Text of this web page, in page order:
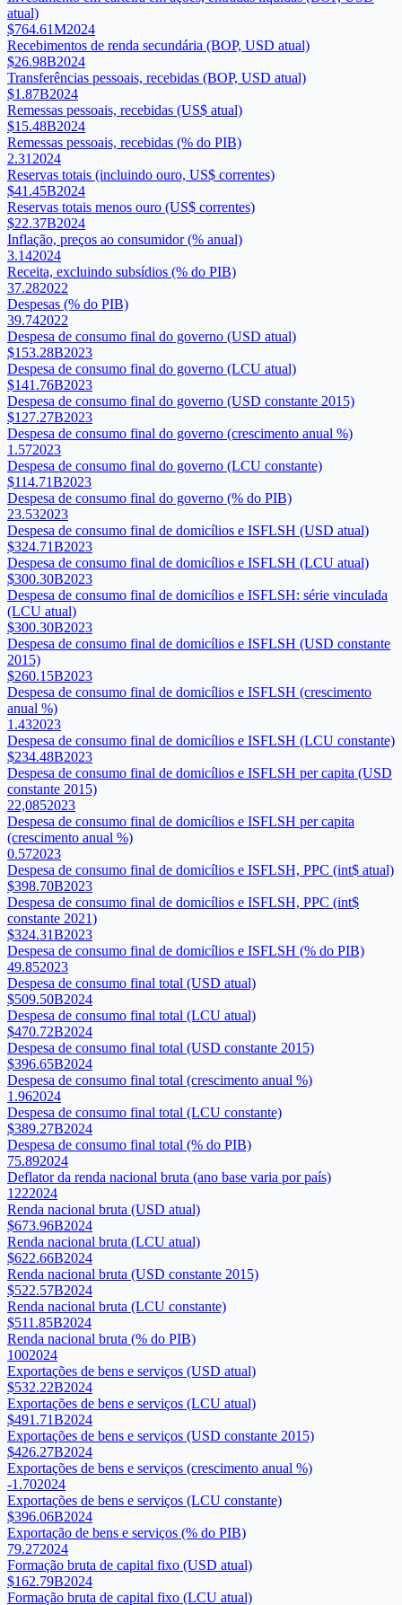
atual)
$764.61M2024
Recebimentos de renda secundária (BOP, USD atual)
$26.98B2024
Transferências pessoais, recebidas (BOP, USD atual)
$1.87B2024
Remessas pessoais, recebidas (US$ atual)
$15.48B2024
Remessas pessoais, recebidas (% do PIB)
2.31 2024
Reservas totais (incluindo ouro, US$ correntes)
$41.45B2024
Reservas totais menos ouro (US$ correntes)
$22.37B2024
Inflação, preços ao consumidor (% anual)
3.142024
Receita, excluindo subsídios (% do PIB)
37.282022
Despesas (% do PIB)
39.742022
Despesa de consumo final do governo (USD atual)
$153.28B2023
Despesa de consumo final do governo (LCU atual)
$141.76B2023
Despesa de consumo final do governo (USD constante 2015)
$127.27B2023
Despesa de consumo final do governo (crescimento anual %)
1.572023
Despesa de consumo final do governo (LCU constante)
$114.71B2023
Despesa de consumo final do governo (% do PIB)
23.532023
Despesa de consumo final de domicílios e ISFLSH (USD atual)
$324.71B2023
Despesa de consumo final de domicílios e ISFLSH (LCU atual)
$300.30B2023
Despesa de consumo final de domicílios e ISFLSH: série vinculada
(LCU atual)
$300.30B2023
Despesa de consumo final de domicílios e ISFLSH (USD constante
2015)
$260.15B2023
Despesa de consumo final de domicílios e ISFLSH (crescimento
anual %)
1.432023
Despesa de consumo final de domicílios e ISFLSH (LCU constante)
$234.48B2023
Despesa de consumo final de domicílios e ISFLSH per capita (USD
constante 2015)
22,0852023
Despesa de consumo final de domicílios e ISFLSH per capita
(crescimento anual %)
0.572023
Despesa de consumo final de domicílios e ISFLSH, PPC (int$ atual)
$398.70B2023
Despesa de consumo final de domicílios e ISFLSH, PPC (int$
constante 2021)
$324.31B2023
Despesa de consumo final de domicílios e ISFLSH (% do PIB)
49.852023
Despesa de consumo final total (USD atual)
$509.50B2024
Despesa de consumo final total (LCU atual)
$470.72B2024
Despesa de consumo final total (USD constante 2015)
$396.65B2024
Despesa de consumo final total (crescimento anual %)
1.962024
Despesa de consumo final total (LCU constante)
$389.27B2024
Despesa de consumo final total (% do PIB)
75.892024
Deflator da renda nacional bruta (ano base varia por país)
1222024
Renda nacional bruta (USD atual)
$673.96B2024
Renda nacional bruta (LCU atual)
$622.66B2024
Renda nacional bruta (USD constante 2015)
$522.57B2024
Renda nacional bruta (LCU constante)
$511.85B2024
Renda nacional bruta (% do PIB)
1002024
Exportações de bens e serviços (USD atual)
$532.22B2024
Exportações de bens e serviços (LCU atual)
$491.71B2024
Exportações de bens e serviços (USD constante 2015)
$426.27B2024
Exportações de bens e serviços (crescimento anual %)
-1.702024
Exportações de bens e serviços (LCU constante)
$396.06B2024
Exportação de bens e serviços (% do PIB)
79.272024
Formação bruta de capital fixo (USD atual)
$162.79B2024
Formação bruta de capital fixo (LCU atual)